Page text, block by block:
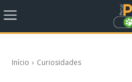
Início Curiosidades